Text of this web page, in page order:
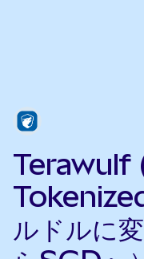
Terawulf
ルドルに